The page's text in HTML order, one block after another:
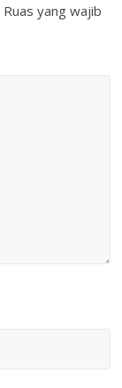
Ruas yang wajib